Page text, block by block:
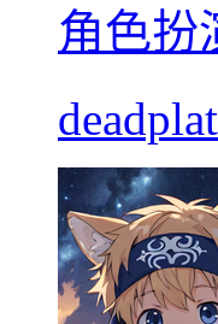
角色扮